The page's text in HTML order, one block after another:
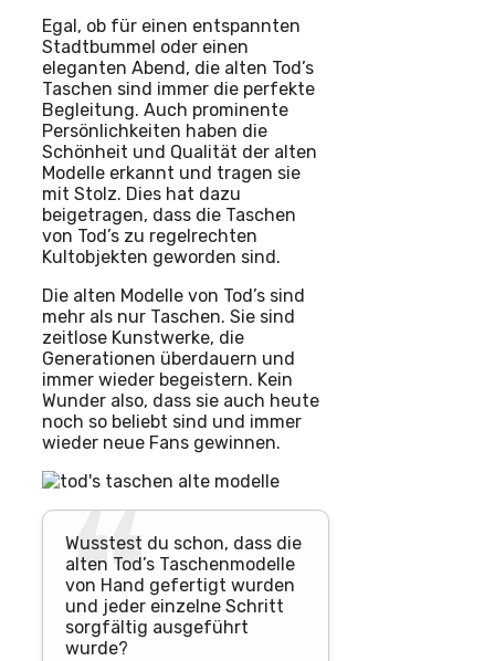
Egal, ob für einen entspannten
Stadtbummel oder einen
eleganten Abend, die alten Tod’s
Taschen sind immer die perfekte
Begleitung. Auch prominente
Persönlichkeiten haben die
Schönheit und Qualität der alten
Modelle erkannt und tragen sie
mit Stolz. Dies hat dazu
beigetragen, dass die Taschen
von Tod’s zu regelrechten
Kultobjekten geworden sind.
Die alten Modelle von Tod’s sind
mehr als nur Taschen. Sie sind
zeitlose Kunstwerke, die
Generationen überdauern und
immer wieder begeistern. Kein
Wunder also, dass sie auch heute
noch so beliebt sind und immer
wieder neue Fans gewinnen.
Wusstest du schon, dass die
alten Tod’s Taschenmodelle
von Hand gefertigt wurden
und jeder einzelne Schritt
sorgfältig ausgeführt
wurde?